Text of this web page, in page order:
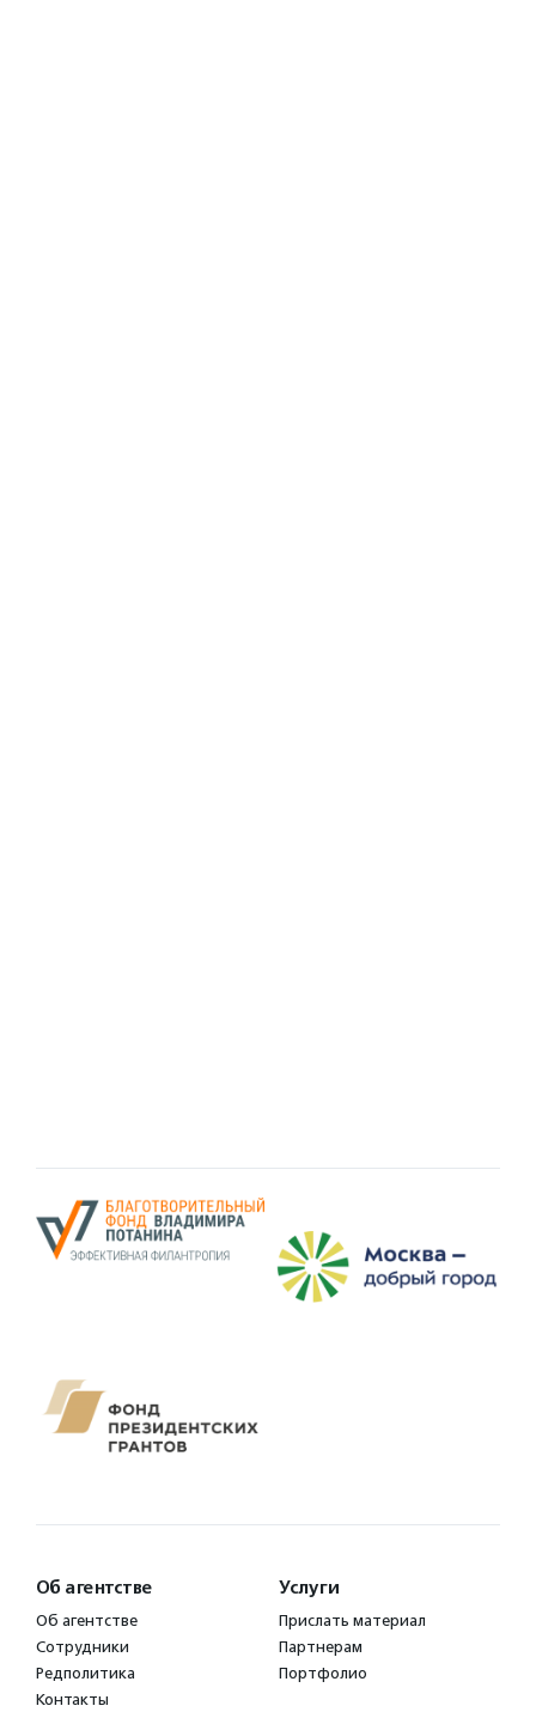
Об агентстве
Об агентстве
Сотрудники
Редполитика
Контакты
Услуги
Прислать материал
Партнерам
Портфолио